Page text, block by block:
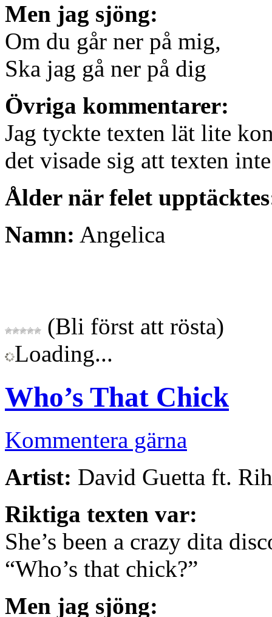
Men jag sjöng:
Om du går ner på mig,
Ska jag gå ner på dig
Övriga kommentarer:
Jag tyckte texten lät lite
det visade sig att texten
Ålder när felet
Namn: Angelica
(Bli först att rösta)
Loading...
Who’s That Chick
Kommentera gärna
Artist: David Guetta ft.
Riktiga texten var:
She’s been a crazy dita
“Who’s that chick?”
Men jag sjöng: